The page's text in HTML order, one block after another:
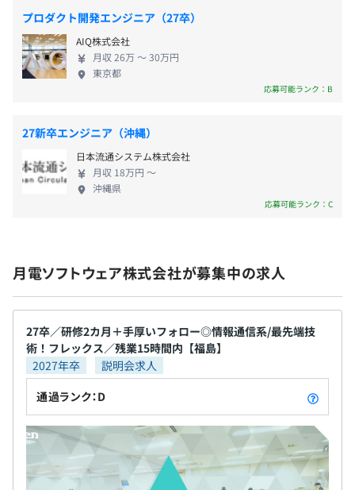
役員及び管理的地位にある者に占める女性の割合
役員0.0%
管理職1.5%
ます！ ※全ての業務・エンジニアに英語スキルが必
須ということではございません。 ★キャリアプラン
例★ フィリピンとの連携開発に積極参画し経験を積
んで、BSE(ブリッジSE)への道もあり。 BSEになり現
地赴任のキャリアプランもあり。 フィリピンでの研
例もあり◎ 5年目以上から主任クラス。 【新卒入社
者の声】 ・将来海外で活躍できるSEになりたい！と
いう夢を叶えられる環境が整っている ・業務アプ
リ、品質評価、通信、インフラ、企業向けソフトウ
ェア開発など 様々な開発を行なっており、幅広く開
プロダクト開発エンジニア（27卒）
AIQ株式会社
月収 26万 〜 30万円
東京都
応募可能ランク：B
27新卒エンジニア（沖縄）
日本流通システム株式会社
月収 18万円 〜
沖縄県
応募可能ランク：C
月電ソフトウェア株式会社が募集中の求人
27卒／研修2カ月＋手厚いフォロー◎情報通信系/最先端技
術！フレックス／残業15時間内【福島】
2027年卒
説明会求人
通過ランク：D